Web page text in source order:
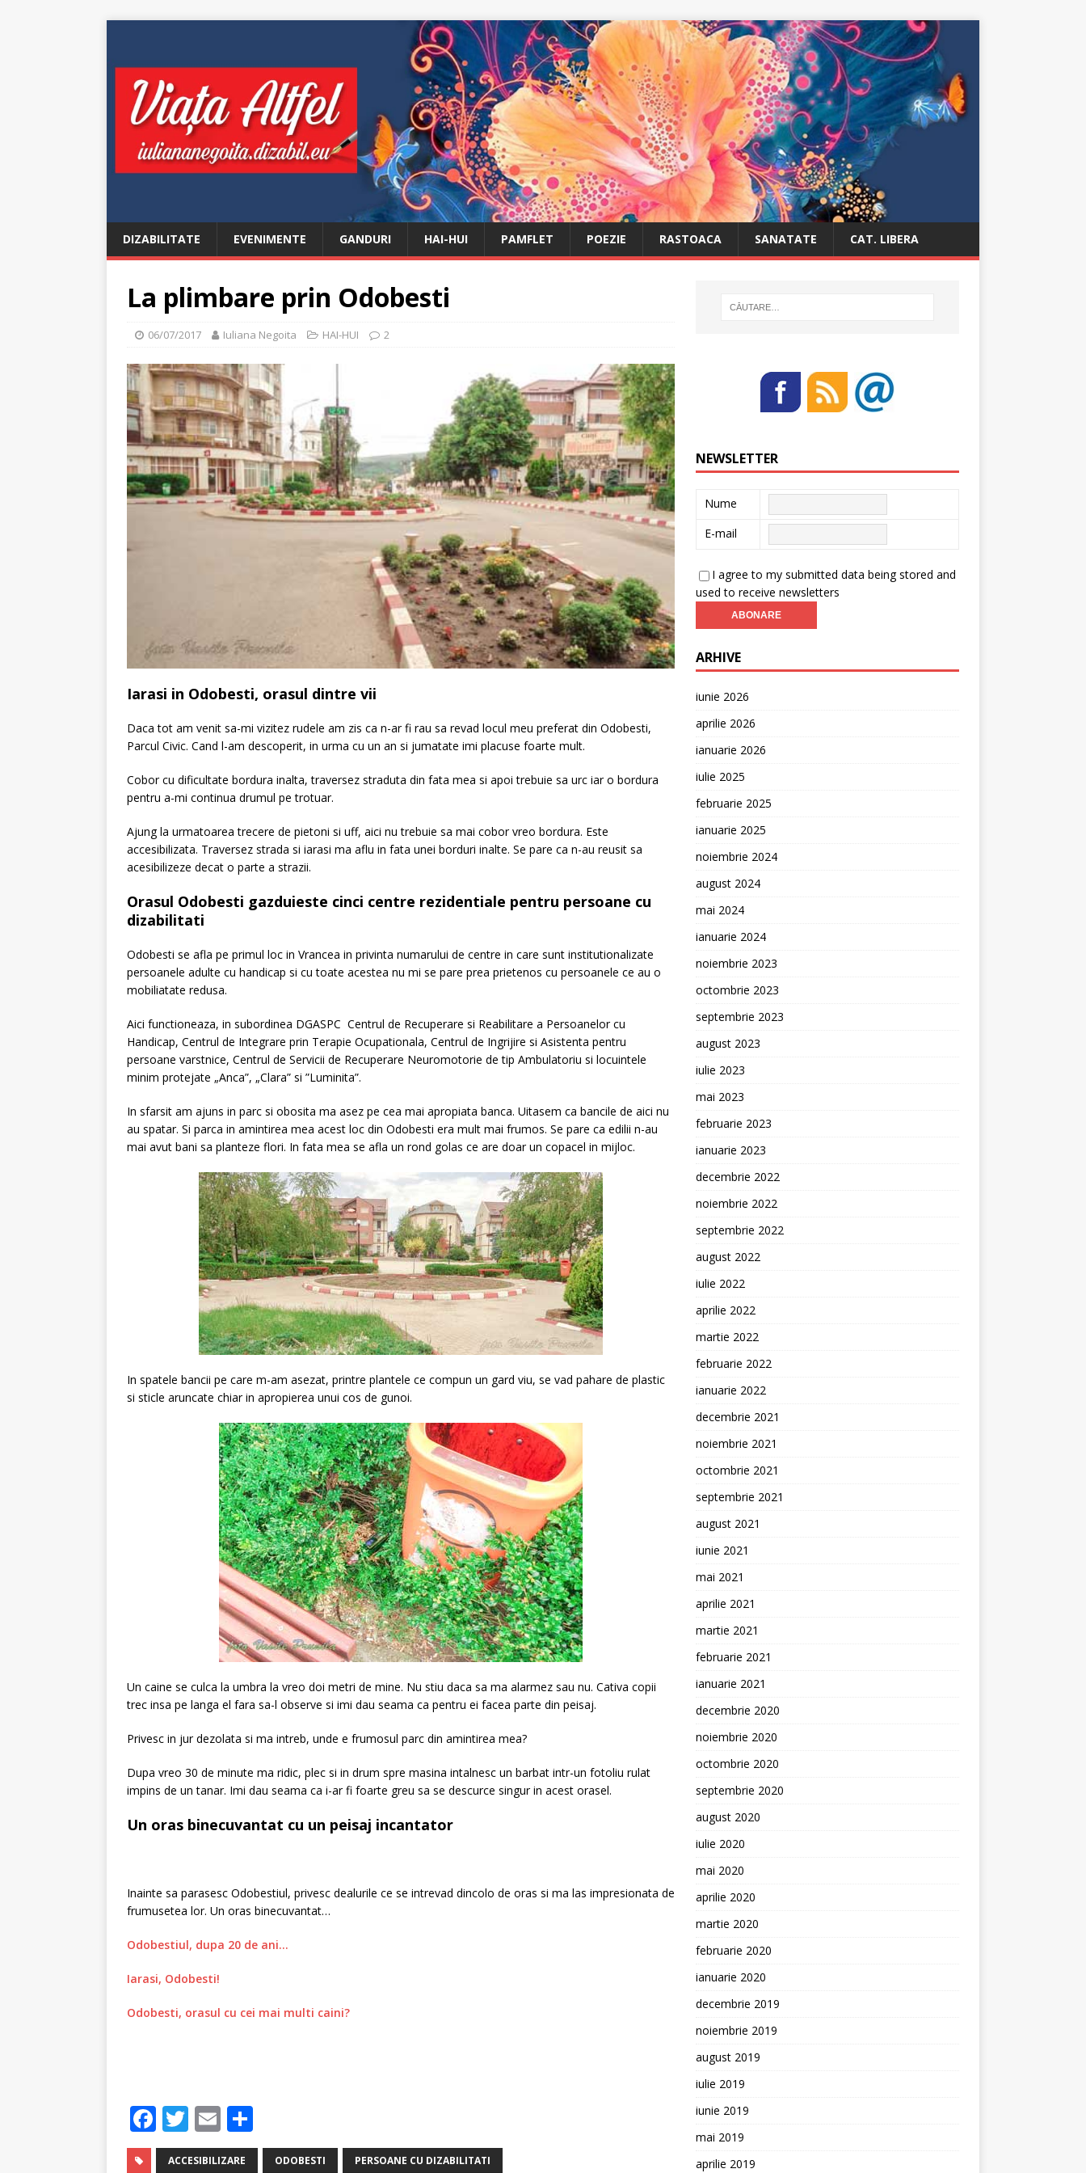
DIZABILITATE EVENIMENTE GANDURI HAI-HUI PAMFLET POEZIE RASTOACA SANATATE CAT. LIBERA
La plimbare prin Odobesti
06/07/2017 Iuliana Negoita HAI-HUI 2
Iarasi in Odobesti, orasul dintre vii
Daca tot am venit sa-mi vizitez rudele am zis ca n-ar fi rau sa revad locul meu preferat din Odobesti,
Parcul Civic. Cand l-am descoperit, in urma cu un an si jumatate imi placuse foarte mult.
Cobor cu dificultate bordura inalta, traversez straduta din fata mea si apoi trebuie sa urc iar o bordura
pentru a-mi continua drumul pe trotuar.
Ajung la urmatoarea trecere de pietoni si uff, aici nu trebuie sa mai cobor vreo bordura. Este
accesibilizata. Traversez strada si iarasi ma aflu in fata unei borduri inalte. Se pare ca n-au reusit sa
acesibilizeze decat o parte a strazii.
Orasul Odobesti gazduieste cinci centre rezidentiale pentru persoane cu
dizabilitati
Odobesti se afla pe primul loc in Vrancea in privinta numarului de centre in care sunt institutionalizate
persoanele adulte cu handicap si cu toate acestea nu mi se pare prea prietenos cu persoanele ce au o
mobiliatate redusa.
Aici functioneaza, in subordinea DGASPC Centrul de Recuperare si Reabilitare a Persoanelor cu
Handicap, Centrul de Integrare prin Terapie Ocupationala, Centrul de Ingrijire si Asistenta pentru
persoane varstnice, Centrul de Servicii de Recuperare Neuromotorie de tip Ambulatoriu si locuintele
minim protejate „Anca”, „Clara” si ”Luminita”.
In sfarsit am ajuns in parc si obosita ma asez pe cea mai apropiata banca. Uitasem ca bancile de aici nu
au spatar. Si parca in amintirea mea acest loc din Odobesti era mult mai frumos. Se pare ca edilii n-au
mai avut bani sa planteze flori. In fata mea se afla un rond golas ce are doar un copacel in mijloc.
In spatele bancii pe care m-am asezat, printre plantele ce compun un gard viu, se vad pahare de plastic
si sticle aruncate chiar in apropierea unui cos de gunoi.
Un caine se culca la umbra la vreo doi metri de mine. Nu stiu daca sa ma alarmez sau nu. Cativa copii
trec insa pe langa el fara sa-l observe si imi dau seama ca pentru ei facea parte din peisaj.
Privesc in jur dezolata si ma intreb, unde e frumosul parc din amintirea mea?
Dupa vreo 30 de minute ma ridic, plec si in drum spre masina intalnesc un barbat intr-un fotoliu rulat
impins de un tanar. Imi dau seama ca i-ar fi foarte greu sa se descurce singur in acest orasel.
Un oras binecuvantat cu un peisaj incantator
Inainte sa parasesc Odobestiul, privesc dealurile ce se intrevad dincolo de oras si ma las impresionata de
frumusetea lor. Un oras binecuvantat…
Odobestiul, dupa 20 de ani…
Iarasi, Odobesti!
Odobesti, orasul cu cei mai multi caini?
F
a
T
w
E
m ar
ACCESIBILIZARE ODOBESTI PERSOANE CU DIZABILITATI
NEWSLETTER
Nume
E-mail
I agree to my submitted data being stored and
used to receive newsletters
ARHIVE
iunie 2026
aprilie 2026
ianuarie 2026
iulie 2025
februarie 2025
ianuarie 2025
noiembrie 2024
august 2024
mai 2024
ianuarie 2024
noiembrie 2023
octombrie 2023
septembrie 2023
august 2023
iulie 2023
mai 2023
februarie 2023
ianuarie 2023
decembrie 2022
noiembrie 2022
septembrie 2022
august 2022
iulie 2022
aprilie 2022
martie 2022
februarie 2022
ianuarie 2022
decembrie 2021
noiembrie 2021
octombrie 2021
septembrie 2021
august 2021
iunie 2021
mai 2021
aprilie 2021
martie 2021
februarie 2021
ianuarie 2021
decembrie 2020
noiembrie 2020
octombrie 2020
septembrie 2020
august 2020
iulie 2020
mai 2020
aprilie 2020
martie 2020
februarie 2020
ianuarie 2020
decembrie 2019
noiembrie 2019
august 2019
iulie 2019
iunie 2019
mai 2019
aprilie 2019